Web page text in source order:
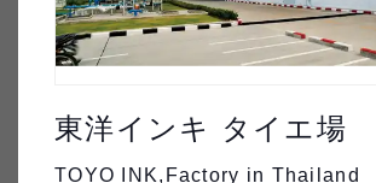
東洋インキ タイエ場
TOYO INK,Factory in Thailand